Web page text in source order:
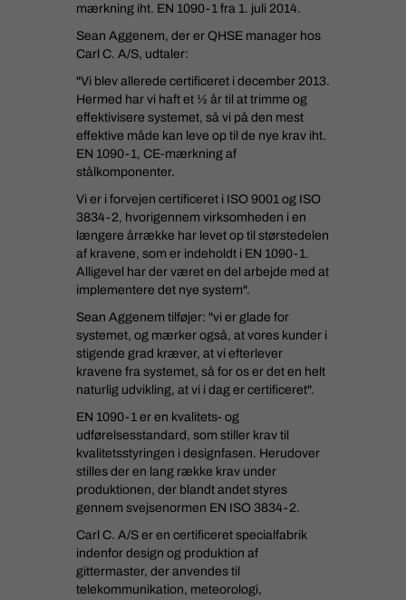
mærkning iht. EN 1090-1 fra 1. juli 2014.
Sean Aggenem, der er QHSE manager hos
Carl C. A/S, udtaler:
"Vi blev allerede certificeret i december 2013.
Hermed har vi haft et ½ år til at trimme og
effektivisere systemet, så vi på den mest
effektive måde kan leve op til de nye krav iht.
EN 1090-1, CE-mærkning af
stålkomponenter.
Vi er i forvejen certificeret i ISO 9001 og ISO
3834-2, hvorigennem virksomheden i en
længere årrække har levet op til størstedelen
af kravene, som er indeholdt i EN 1090-1.
Alligevel har der været en del arbejde med at
implementere det nye system".
Sean Aggenem tilføjer: "vi er glade for
systemet, og mærker også, at vores kunder i
stigende grad kræver, at vi efterlever
kravene fra systemet, så for os er det en helt
naturlig udvikling, at vi i dag er certificeret".
EN 1090-1 er en kvalitets- og
udførelsesstandard, som stiller krav til
kvalitetsstyringen i designfasen. Herudover
stilles der en lang række krav under
produktionen, der blandt andet styres
gennem svejsenormen EN ISO 3834-2.
Carl C. A/S er en certificeret specialfabrik
indenfor design og produktion af
gittermaster, der anvendes til
telekommunikation, meteorologi,